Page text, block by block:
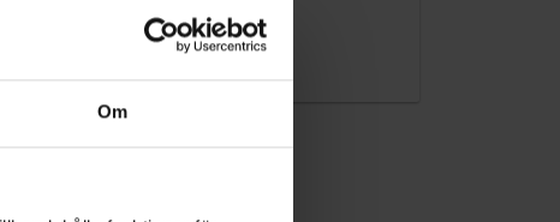
Om
010-45 00 200​
info@ohlssons.se